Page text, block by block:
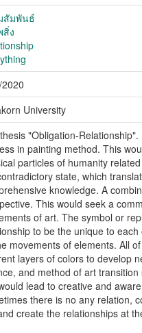
สัมพันธ์
สิ่ง
University
"Obligation-
in painting method. This
particles of humanity
state, which
knowledge. A
This would seek a
of art. The symbol or
to be the unique to
movements of elements. All
layers of colors to develop
and method of art
lead to creative and
there is no any relation,
create the relationships at